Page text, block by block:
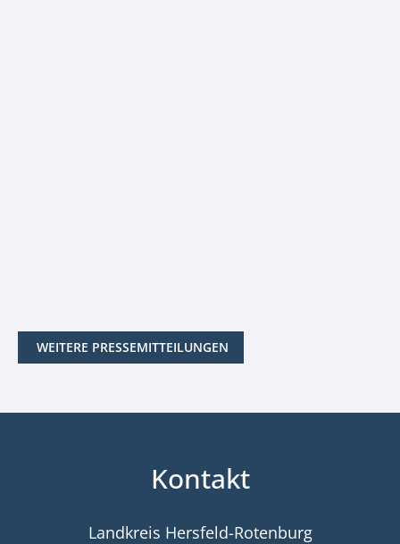
WEITERE PRESSEMITTEILUNGEN
Kontakt
Landkreis Hersfeld-Rotenburg